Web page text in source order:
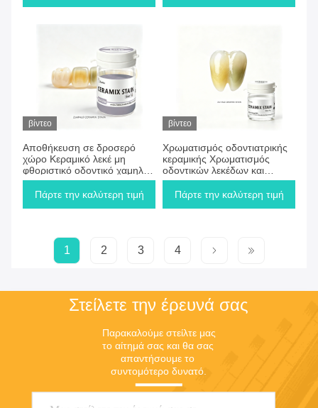
βίντεο
Αποθήκευση σε δροσερό
χώρο Κεραμικό λεκέ μη
φθοριστικό οδοντικό χαμηλής
θερμοκρασίας γυαλί
κατάλληλο για μακροχρόνια
Πάρτε την καλύτερη τιμή
βίντεο
Χρωματισμός οδοντιατρικής
κεραμικής Χρωματισμός
οδοντικών λεκέδων και
γυαλίστρων Μη τοξική
σύνθεση συμβατή με
Πάρτε την καλύτερη τιμή
1 2 3 4
Στείλετε την έρευνά σας
Παρακαλούμε στείλτε μας
το αίτημά σας και θα σας
απαντήσουμε το
συντομότερο δυνατό.